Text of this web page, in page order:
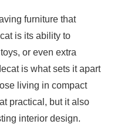
furniture that
is its ability to
or even extra
is what sets it apart
living in compact
practical, but it also
interior design.